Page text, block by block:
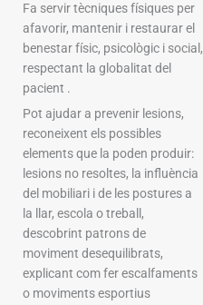
Fa servir tècniques físiques per
afavorir, mantenir i restaurar el
benestar físic, psicològic i social,
respectant la globalitat del
pacient .
Pot ajudar a prevenir lesions,
reconeixent els possibles
elements que la poden produir:
lesions no resoltes, la influència
del mobiliari i de les postures a
la llar, escola o treball,
descobrint patrons de
moviment desequilibrats,
explicant com fer escalfaments
o moviments esportius